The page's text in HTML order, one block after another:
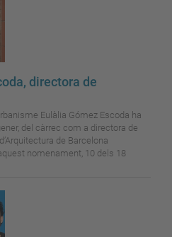
directora de
Eulàlia Gómez Escoda ha
del càrrec com a directora de
de Barcelona
nomenament, 10 dels 18